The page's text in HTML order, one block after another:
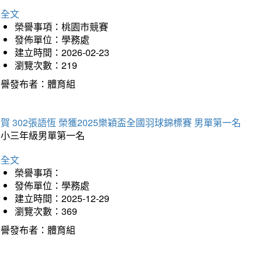
文
榮譽事項：桃園市競賽
發佈單位：學務處
建立時間：2026-02-23
瀏覽次數：219
發布者：體育組
302張語恆 榮獲2025樂穎盃全國羽球錦標賽 男單第一名
三年級男單第一名
文
榮譽事項：
發佈單位：學務處
建立時間：2025-12-29
瀏覽次數：369
發布者：體育組